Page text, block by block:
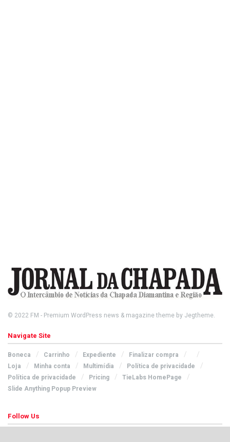
© 2022 FM - Premium WordPress news & magazine theme by Jegtheme.
Navigate Site
Boneca Carrinho Expediente
Finalizar compra
Loja
Minha conta Multimídia
Política de privacidade
Política de privacidade
Pricing
TieLabs HomePage
Slide Anything Popup Preview
Follow Us